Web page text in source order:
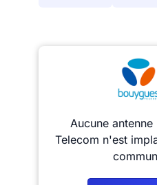
Aucune antenne
Telecom n'est